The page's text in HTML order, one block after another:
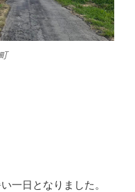
一日となりました。